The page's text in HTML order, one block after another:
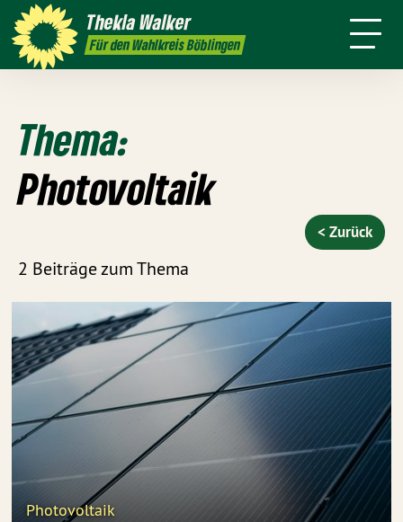
TheklaWalker
Für den Wahlkreis Böblingen
Termine Presse Kontakt
Themen
Thema:
Photovoltaik
2 Beiträge zum Thema
< Zurück
Photovoltaik